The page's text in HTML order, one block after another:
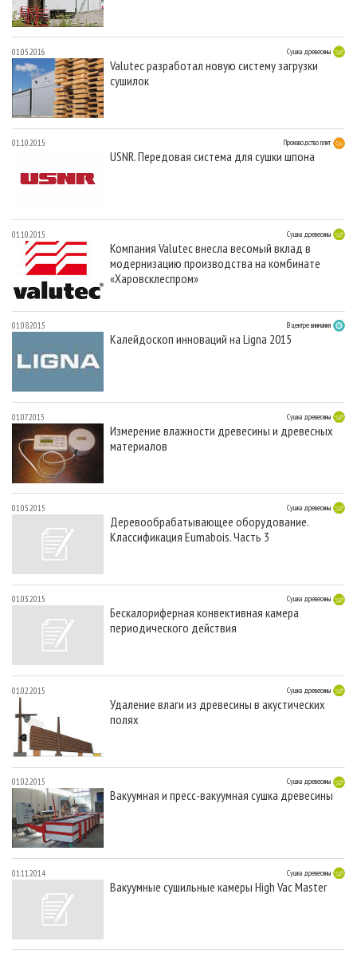
01.05.2016 Сушка древесины
Valutec разработал новую систему загрузки
сушилок
01.10.2015 Производство плит
USNR. Передовая система для сушки шпона
01.10.2015 Сушка древесины
Компания Valutec внесла весомый вклад в
модернизацию производства на комбинате
«Харовсклеспром»
01.08.2015 В центре внимания
Калейдоскоп инноваций на Ligna 2015
01.07.2015 Сушка древесины
Измерение влажности древесины и древесных
материалов
01.05.2015 Сушка древесины
Деревообрабатывающее оборудование.
Классификация Eumabois. Часть 3
01.03.2015 Сушка древесины
Бескалориферная конвективная камера
периодического действия
01.02.2015 Сушка древесины
Удаление влаги из древесины в акустических
полях
01.02.2015 Сушка древесины
Вакуумная и пресс-вакуумная сушка древесины
01.11.2014 Сушка древесины
Вакуумные сушильные камеры High Vac Master